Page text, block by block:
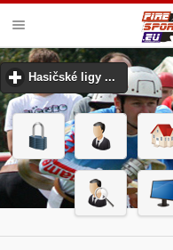
VELKÁ CENA MHJ
Hasičské ligy ... click to